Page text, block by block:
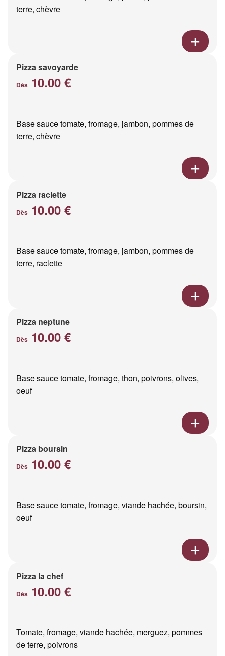
terre, chèvre
Pizza savoyarde
Dès 10.00 €
Base sauce tomate, fromage, jambon, pommes de
terre, chèvre
Pizza raclette
Dès 10.00 €
Base sauce tomate, fromage, jambon, pommes de
terre, raclette
Pizza neptune
Dès 10.00 €
Base sauce tomate, fromage, thon, poivrons, olives,
oeuf
Pizza boursin
Dès 10.00 €
Base sauce tomate, fromage, viande hachée, boursin,
oeuf
Pizza la chef
Dès 10.00 €
Tomate, fromage, viande hachée, merguez, pommes
de terre, poivrons